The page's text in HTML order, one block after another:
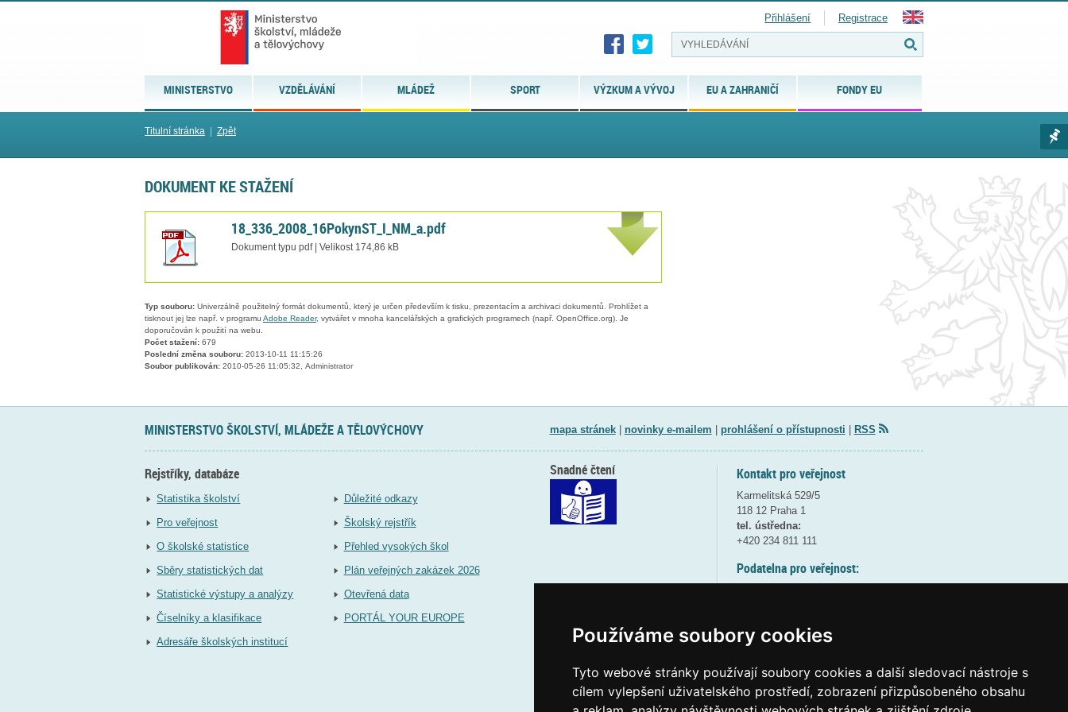
Používáme soubory cookies
Tyto webové stránky používají soubory cookies a další sledovací nástroje s
cílem vylepšení uživatelského prostředí, zobrazení přizpůsobeného obsahu
MINISTERSTVO VZDĚLÁVÁNÍ MLÁDEŽ SPORT VÝZKUM A VÝVOJ EU A ZAHRANIČÍ FONDY EU
Přihlášení Registrace
Titulní stránka Zpět
DOKUMENT KE STAŽENÍ
18_336_2008_16PokynST_I_NM_a.pdf
Dokument typu pdf | Velikost 174,86 kB
Typ souboru: Univerzálně použitelný formát dokumentů, který je určen především k tisku, prezentacím a archivaci dokumentů. Prohlížet a
tisknout jej lze např. v programu Adobe Reader, vytvářet v mnoha kancelářských a grafických programech (např. OpenOffice.org). Je
doporučován k použití na webu.
Počet stažení: 679
Poslední změna souboru: 2013-10-11 11:15:26
Soubor publikován: 2010-05-26 11:05:32, Administrator
MINISTERSTVO ŠKOLSTVÍ, MLÁDEŽE A TĚLOVÝCHOVY mapa stránek| novinky e-mailem prohlášení o přístupnosti RSS
Rejstříky, databáze
Statistika školství
Pro veřejnost
O školské statistice
Sběry statistických dat
Statistické výstupy a analýzy
Číselníky a klasifikace
Adresáře školských institucí
Důležité odkazy
Školský rejstřík
Přehled vysokých škol
Plán veřejných zakázek 2026
Otevřená data
PORTÁL YOUR EUROPE
Kontakt pro veřejnost
Karmelitská 529/5
118 12 Praha 1
tel. ústředna:
+420 234 811 111
Podatelna pro veřejnost:
(více informací
Elektronická podatelna:
Snadné čtení